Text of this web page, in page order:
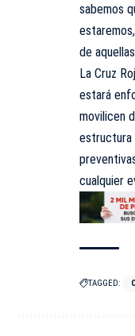
sabemos
de
La Cruz
estará
movilicen
estructura
cualquier
TAGGED: